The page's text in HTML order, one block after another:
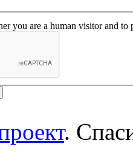
you are a human visitor and to
.